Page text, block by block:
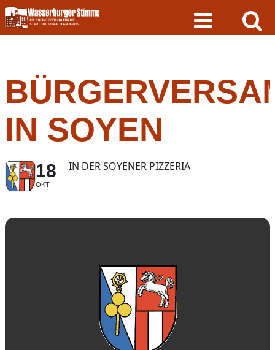
Skip
to
content
IN SOYEN
18
OKT
IN DER SOYENER PIZZERIA